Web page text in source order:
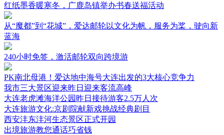
红纸墨香暖寒冬，广鹿岛镇举办书春送福活动
从“魔都”到“花城”，爱达邮轮以文化为帆，服务为桨，驶向新
蓝海
240小时免签，激活邮轮双向跨境游
PK南北母港！爱达地中海号大连出发的3大核心竞争力
我市三大景区迎来昨日迎来客流高峰
大连老虎滩海洋公园昨日接待游客2.5万人次
大连旅游文化:京剧院献新戏挑战经典剧目
西安沣东沣河生态景区正式开园
出境旅游教您通话巧省钱